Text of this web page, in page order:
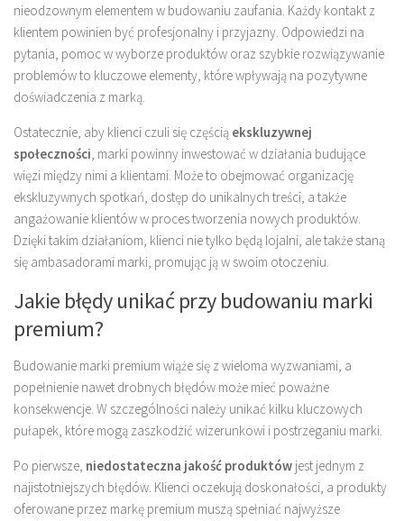
nieodzownym elementem w budowaniu zaufania. Każdy kontakt z
klientem powinien być profesjonalny i przyjazny. Odpowiedzi na
pytania, pomoc w wyborze produktów oraz szybkie rozwiązywanie
problemów to kluczowe elementy, które wpływają na pozytywne
doświadczenia z marką.
Ostatecznie, aby klienci czuli się częścią ekskluzywnej
społeczności , marki powinny inwestować w działania budujące
więzi między nimi a klientami. Może to obejmować organizację
ekskluzywnych spotkań, dostęp do unikalnych treści, a także
angażowanie klientów w proces tworzenia nowych produktów.
Dzięki takim działaniom, klienci nie tylko będą lojalni, ale także staną
się ambasadorami marki, promując ją w swoim otoczeniu.
Jakie błędy unikać przy budowaniu marki
premium?
Budowanie marki premium wiąże się z wieloma wyzwaniami, a
popełnienie nawet drobnych błędów może mieć poważne
konsekwencje. W szczególności należy unikać kilku kluczowych
pułapek, które mogą zaszkodzić wizerunkowi i postrzeganiu marki.
Po pierwsze, niedostateczna jakość produktów jest jednym z
najistotniejszych błędów. Klienci oczekują doskonałości, a produkty
oferowane przez markę premium muszą spełniać najwyższe